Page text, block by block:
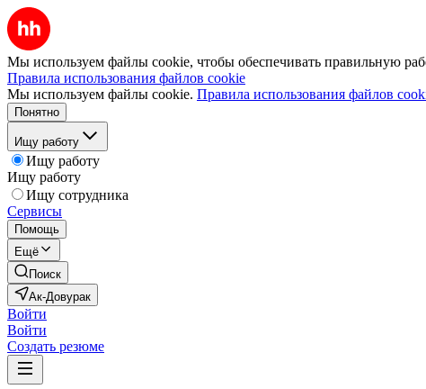
Мы используем файлы cookie, чтобы обеспечивать правильную
Правила использования файлов cookie
Мы используем файлы cookie. Правила использования файлов
Понятно
Ищу работу
Ищу работу
Ищу работу
Ищу сотрудника
Сервисы
Помощь
Ещё
Поиск
Ак-Довурак
Войти
Войти
Создать резюме